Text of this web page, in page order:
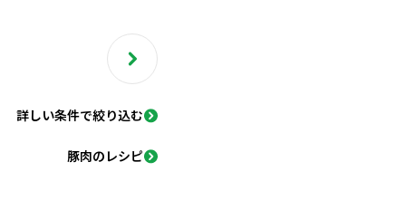
詳しい条件で絞り込む
豚肉のレシピ